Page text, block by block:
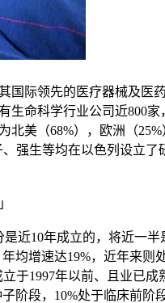
国际领先的医疗器械及医
生命科学行业公司近800家
美（68%），欧洲（25%
强生等均在以色列设立了
近10年成立的，将近一半
均增速达19%，近年来则
于1997年以前、且业已成
阶段，10%处于临床前阶